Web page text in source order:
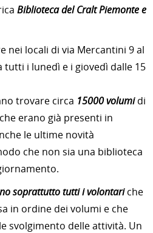
Biblioteca del Cralt Piemonte e
nei locali di via Mercantini 9 al
i lunedì e i giovedì dalle 15
trovare circa 15000 volumidi
erano già presenti in
le ultime novità
che non sia una biblioteca
soprattutto tutti i volontariche
in ordine dei volumi e che
svolgimento delle attività. Un